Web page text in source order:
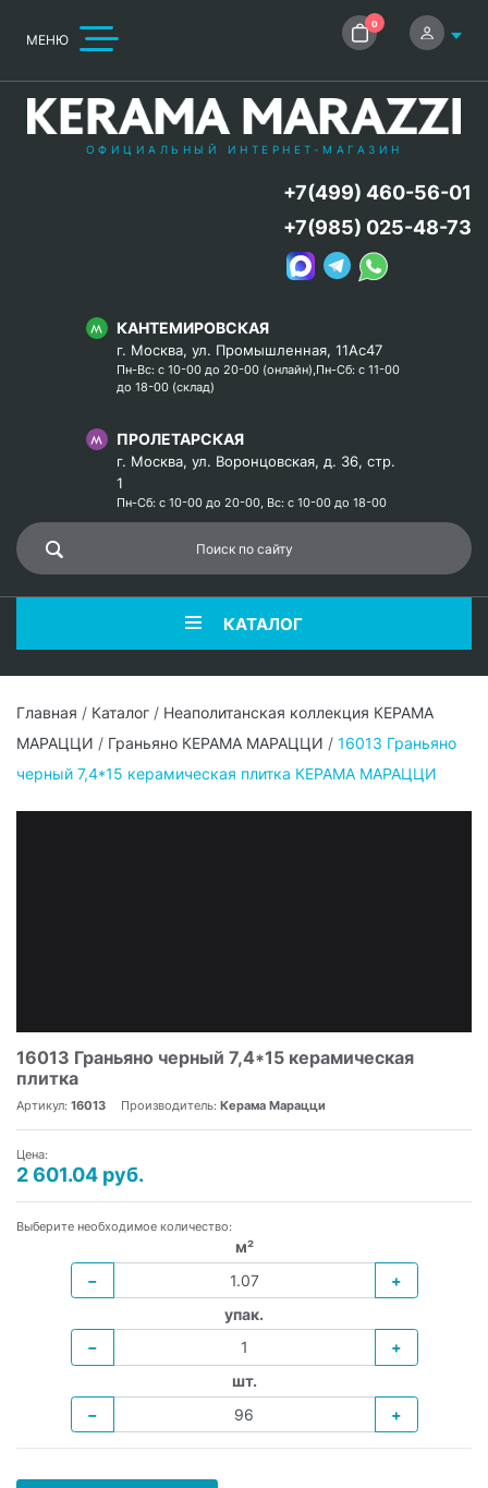
МЕНЮ
0
ОФИЦИАЛЬНЫЙ ИНТЕРНЕТ-МАГАЗИН
КАНТЕМИРОВСКАЯ
г. Москва, ул. Промышленная, 11Ас47
Пн-Вс: с 10-00 до 20-00 (онлайн),Пн-Сб: с 11-00
до 18-00 (склад)
ПРОЛЕТАРСКАЯ
г. Москва, ул. Воронцовская, д. 36, стр.
1
Пн-Сб: с 10-00 до 20-00, Вс: с 10-00 до 18-00
+7(499) 460-56-01
+7(985) 025-48-73
КАТАЛОГ
Главная / Каталог / Неаполитанская коллекция КЕРАМА
МАРАЦЦИ / Граньяно КЕРАМА МАРАЦЦИ / 16013 Граньяно
черный 7,4*15 керамическая плитка КЕРАМА МАРАЦЦИ
16013 Граньяно черный 7,4*15 керамическая
плитка
Артикул: 16013 Производитель: Керама Марацци
Цена:
2 601.04 руб.
Выберите необходимое количество:
м²
−
+
упак.
−
+
шт.
−
+